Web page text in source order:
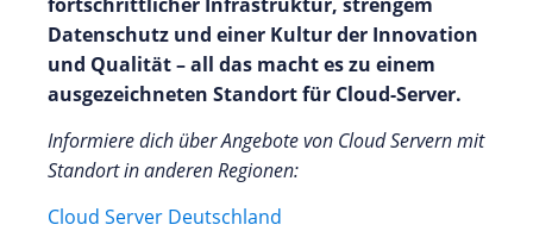
Datenschutz und einer Kultur der Innovation
und Qualität – all das macht es zu einem
ausgezeichneten Standort für Cloud-Server.
Informiere dich über Angebote von Cloud Servern mit
Standort in anderen Regionen:
Cloud Server Deutschland